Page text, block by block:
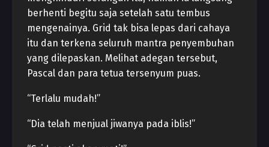
berhenti begitu saja setelah satu tembus
mengenainya. Grid tak bisa lepas dari cahaya
itu dan terkena seluruh mantra penyembuhan
yang dilepaskan. Melihat adegan tersebut,
Pascal dan para tetua tersenyum puas.
“Terlalu mudah!”
“Dia telah menjual jiwanya pada iblis!”